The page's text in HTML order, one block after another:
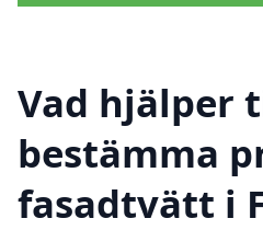
Vad hjälper
bestämma
fasadtvätt i